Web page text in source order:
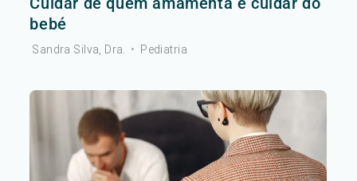
bebé
Sandra Silva, Dra. • Pediatria